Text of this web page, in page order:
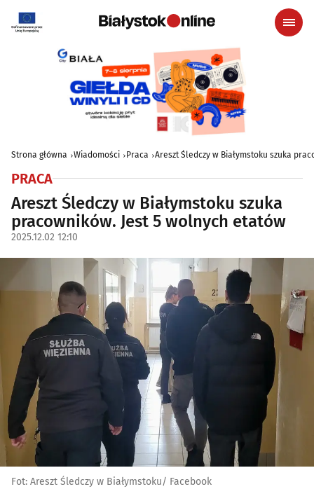
Strona główna Wiadomości Praca Areszt Śledczy w Białymstoku szuka
PRACA
Areszt Śledczy w Białymstoku szuka
pracowników. Jest 5 wolnych etatów
2025.12.02 12:10
Fot: Areszt Śledczy w Białymstoku/ Facebook